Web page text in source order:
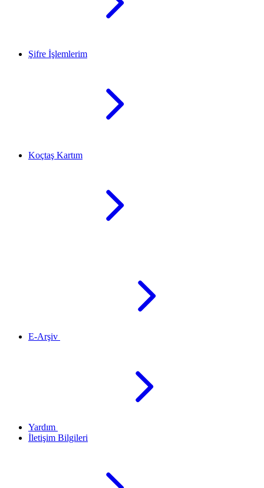
Şifre İşlemlerim
Koçtaş Kartım
E-Arşiv
Yardım
İletişim Bilgileri